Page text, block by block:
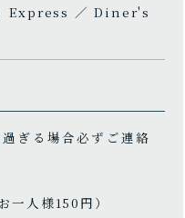
Express／Diner's
ぎる場合必ずご連絡
一人様150円）